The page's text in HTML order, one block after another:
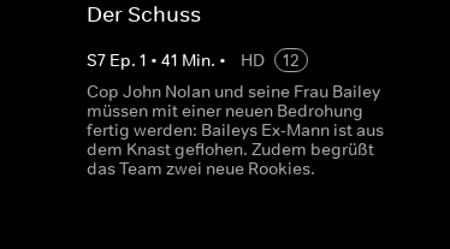
Der Schuss
S7 Ep. 1 • 41 Min. • HD
12
Cop John Nolan und seine Frau Bailey
müssen mit einer neuen Bedrohung
fertig werden: Baileys Ex-Mann ist aus
dem Knast geflohen. Zudem begrüßt
das Team zwei neue Rookies.